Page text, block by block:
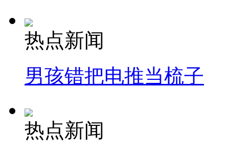
热点新闻
男孩错把电推当梳子
热点新闻